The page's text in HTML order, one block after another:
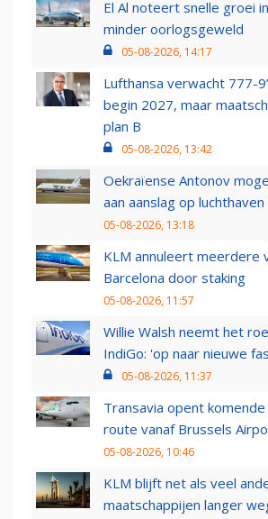
El Al noteert snelle groei
minder oorlogsgeweld
05-08-2026, 14:17
Lufthansa verwacht 777-
begin 2027, maar
plan B
05-08-2026, 13:42
Oekraïense Antonov
aan aanslag op
05-08-2026, 13:18
KLM annuleert meerdere
Barcelona door staking
05-08-2026, 11:57
Willie Walsh neemt het
IndiGo: 'op naar nieuwe
05-08-2026, 11:37
Transavia opent
route vanaf Brussels
05-08-2026, 10:46
KLM blijft net als veel
maatschappijen langer